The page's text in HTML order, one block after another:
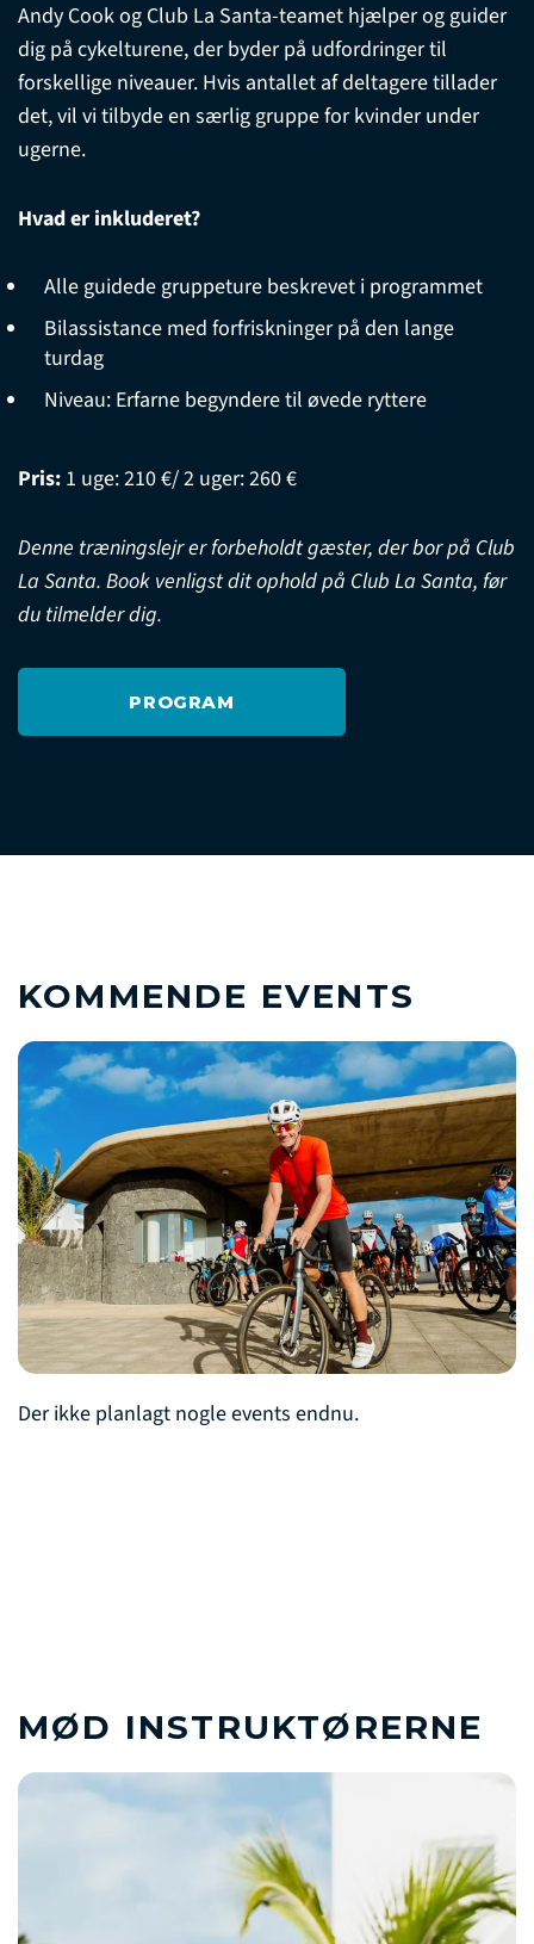
Andy Cook og Club La Santa-teamet hjælper og guider
dig på cykelturene, der byder på udfordringer til
forskellige niveauer. Hvis antallet af deltagere tillader
det, vil vi tilbyde en særlig gruppe for kvinder under
ugerne.
Hvad er inkluderet?
Alle guidede gruppeture beskrevet i programmet
Bilassistance med forfriskninger på den lange
turdag
Niveau: Erfarne begyndere til øvede ryttere
Pris: 1 uge: 210 €/ 2 uger: 260 €
Denne træningslejr er forbeholdt gæster, der bor på Club
La Santa. Book venligst dit ophold på Club La Santa, før
du tilmelder dig.
PROGRAM
KOMMENDE EVENTS
Der ikke planlagt nogle events endnu.
MØD INSTRUKTØRERNE